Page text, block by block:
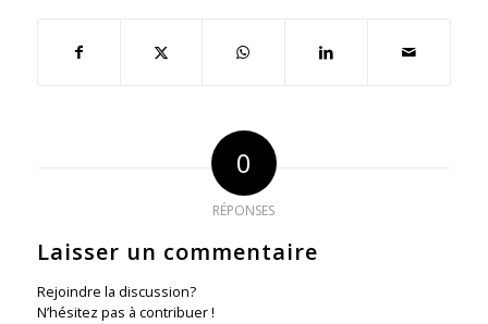
0
RÉPONSES
Laisser un commentaire
Rejoindre la discussion?
N’hésitez pas à contribuer !